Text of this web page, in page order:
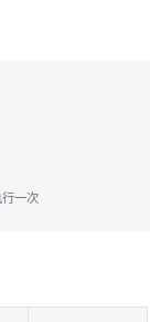
一次